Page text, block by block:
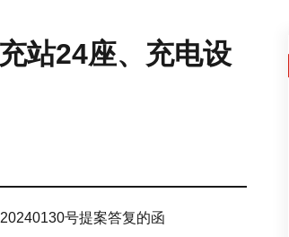
站24座、充电设
号提案答复的函